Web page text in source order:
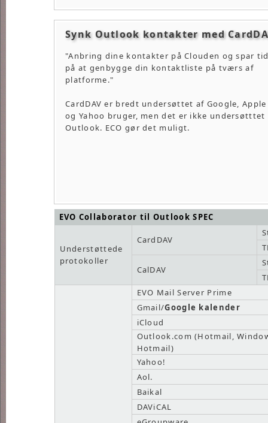
Synk Outlook kontakter med
"Anbring dine kontakter på Clouden og spar
på at genbygge din kontaktliste på tværs af
platforme."
CardDAV er bredt undersøttet af Google, Apple
og Yahoo bruger, men det er ikke undersøtttet
Outlook. ECO gør det muligt.
EVO Collaborator til Outlook SPEC
Understøttede
protokoller
CardDAV
CalDAV
EVO Mail Server Prime
Gmail/Google kalender
iCloud
Outlook.com (Hotmail,
Hotmail)
Yahoo!
Aol.
Baikal
DAViCAL